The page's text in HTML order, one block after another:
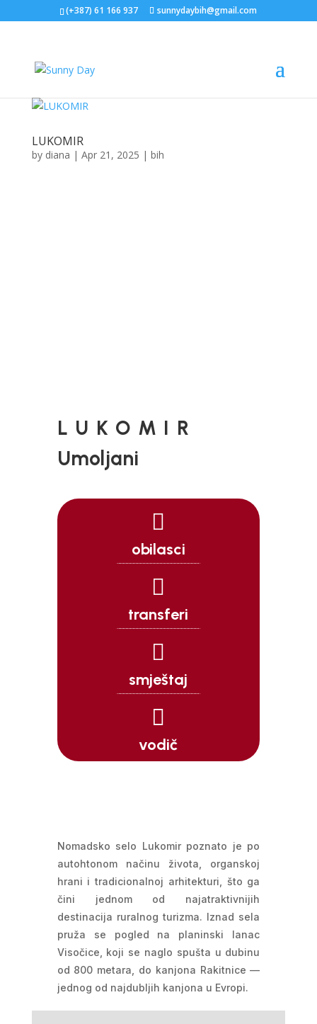
(+387) 61 166 937 sunnydaybih@gmail.com
LUKOMIR
by diana | Apr 21, 2025 | bih
LUKOMIR
Umoljani

obilasci

transferi

smještaj

vodič
Nomadsko selo Lukomir poznato je po
autohtonom načinu života, organskoj
hrani i tradicionalnoj arhitekturi, što ga
čini jednom od najatraktivnijih
destinacija ruralnog turizma. Iznad sela
pruža se pogled na planinski lanac
Visočice, koji se naglo spušta u dubinu
od 800 metara, do kanjona Rakitnice —
jednog od najdubljih kanjona u Evropi.